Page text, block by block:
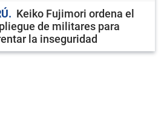
Keiko Fujimori ordena el
de militares para
la inseguridad